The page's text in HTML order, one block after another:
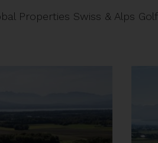
Properties Swiss & Alps Golf